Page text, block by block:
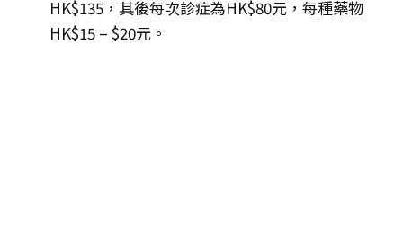
HK$135，其後每次診症為HK$80元，每種藥物
HK$15 – $20元。